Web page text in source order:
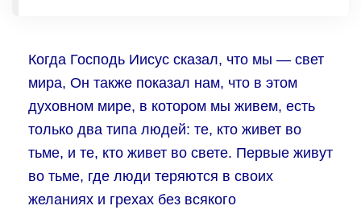
Когда Господь Иисус сказал, что мы — свет
мира, Он также показал нам, что в этом
духовном мире, в котором мы живем, есть
только два типа людей: те, кто живет во
тьме, и те, кто живет во свете. Первые живут
во тьме, где люди теряются в своих
желаниях и грехах без всякого